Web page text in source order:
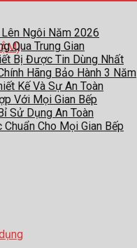
Ngôi Năm 2026
Qua Trung Gian
Bị Được Tin Dùng Nhất
Hãng Bảo Hành 3 Năm
Kế Và Sự An Toàn
Với Mọi Gian Bếp
Sử Dụng An Toàn
Cho Mọi Gian Bếp